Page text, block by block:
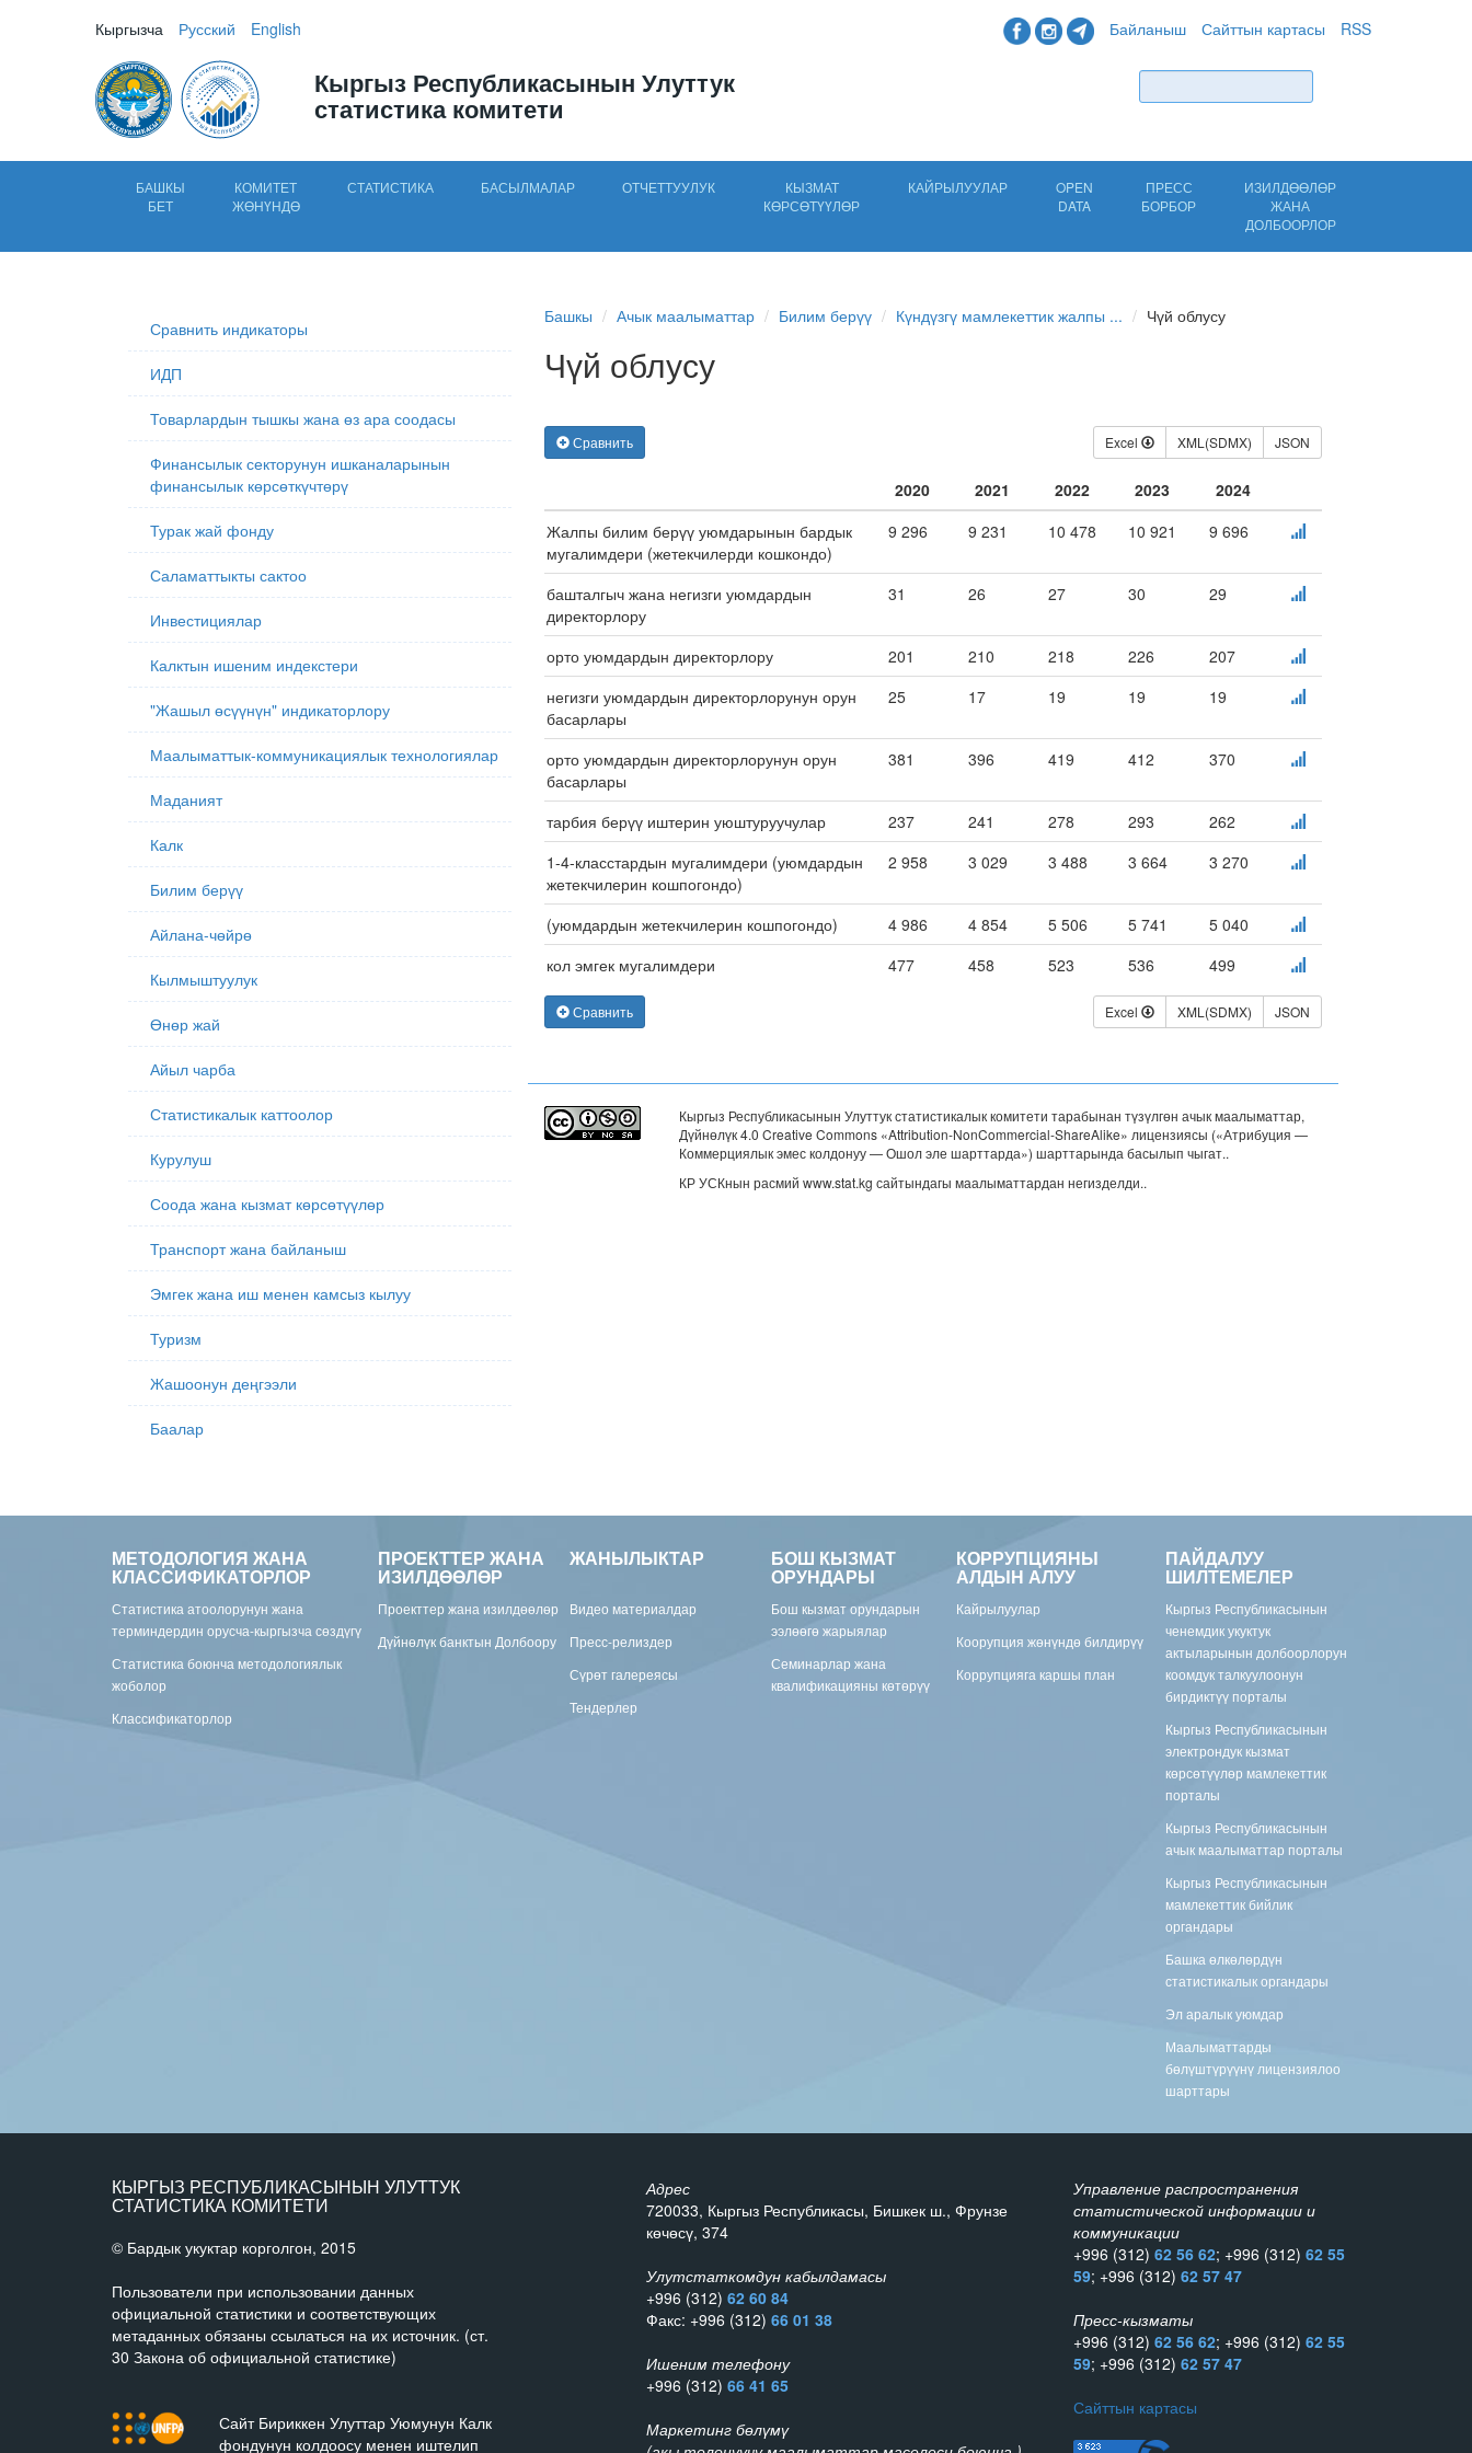
Кыргызча Русский English Байланыш Сайттын картасы RSS
Кыргыз Республикасынын Улуттук
статистика комитети
БАШКЫ
БЕТ
КОМИТЕТ
ЖӨНҮНДӨ
СТАТИСТИКА БАСЫЛМАЛАР ОТЧЕТТУУЛУК
КЫЗМАТ
КӨРСӨТҮҮЛӨР
КАЙРЫЛУУЛАР
OPEN
DATA
ПРЕСС
БОРБОР
ИЗИЛДӨӨЛӨР
ЖАНА
ДОЛБООРЛОР
Сравнить индикаторы
ИДП
Товарлардын тышкы жана өз ара соодасы
Финансылык секторунун ишканаларынын
финансылык көрсөткүчтөрү
Турак жай фонду
Саламаттыкты сактоо
Инвестициялар
Калктын ишеним индекстери
"Жашыл өсүүнүн" индикаторлору
Маалыматтык-коммуникациялык технологиялар
Маданият
Калк
Билим берүү
Айлана-чөйрө
Кылмыштуулук
Өнөр жай
Айыл чарба
Статистикалык каттоолор
Курулуш
Соода жана кызмат көрсөтүүлөр
Транспорт жана байланыш
Эмгек жана иш менен камсыз кылуу
Туризм
Жашоонун деңгээли
Баалар
Башкы Ачык маалыматтар Билим берүү Күндүзгү мамлекеттик жалпы ... Чүй облусу
Чүй облусу
Сравнить Excel XML(SDMX) JSON
2020 2021 2022 2023
2024
Жалпы билим берүү уюмдарынын бардык
мугалимдери (жетекчилерди кошкондо)
9 296 9 231 10 478 10 921 9 696
башталгыч жана негизги уюмдардын
директорлору
31 26 27 30 29
орто уюмдардын директорлору 201 210 218 226
207
негизги уюмдардын директорлорунун орун
басарлары
25 17 19 19 19
орто уюмдардын директорлорунун орун
басарлары
381 396 419 412 370
тарбия берүү иштерин уюштуруучулар 237 241 278 293
262
1-4-класстардын мугалимдери (уюмдардын
жетекчилерин кошпогондо)
2 958 3 029 3 488 3 664 3 270
(уюмдардын жетекчилерин кошпогондо) 4 986 4 854 5 506 5 741
5 040
кол эмгек мугалимдери
477 458 523 536 499
Сравнить Excel XML(SDMX) JSON
Кыргыз Республикасынын Улуттук статистикалык комитети тарабынан түзүлгөн ачык маалыматтар,
Дүйнөлүк 4.0 Creative Commons «Attribution-NonCommercial-ShareAlike» лицензиясы («Атрибуция —
Коммерциялык эмес колдонуу — Ошол эле шарттарда») шарттарында басылып чыгат..
КР УСКнын расмий www.stat.kg сайтындагы маалыматтардан негизделди..
МЕТОДОЛОГИЯ ЖАНА
КЛАССИФИКАТОРЛОР
Статистика атоолорунун жана
терминдердин орусча-кыргызча сөздүгү
Статистика боюнча методологиялык
жоболор
Классификаторлор
ПРОЕКТТЕР ЖАНА
ИЗИЛДӨӨЛӨР
Проекттер жана изилдөөлөр
Дүйнөлүк банктын Долбоору
ЖАНЫЛЫКТАР
Видео материалдар
Пресс-релиздер
Сүрөт галереясы
Тендерлер
БОШ КЫЗМАТ
ОРУНДАРЫ
Бош кызмат орундарын
ээлөөгө жарыялар
Семинарлар жана
квалификацияны көтөрүү
КОРРУПЦИЯНЫ
АЛДЫН АЛУУ
Кайрылуулар
Коорупция жөнүндө билдирүү
Коррупцияга каршы план
ПАЙДАЛУУ
ШИЛТЕМЕЛЕР
Кыргыз Республикасынын
ченемдик укуктук
актыларынын долбоорлорун
коомдук талкуулоонун
бирдиктүү порталы
Кыргыз Республикасынын
электрондук кызмат
көрсөтүүлөр мамлекеттик
порталы
Кыргыз Республикасынын
ачык маалыматтар порталы
Кыргыз Республикасынын
мамлекеттик бийлик
органдары
Башка өлкөлөрдүн
статистикалык органдары
Эл аралык уюмдар
Маалыматтарды
бөлүштүрүүнү лицензиялоо
шарттары
КЫРГЫЗ РЕСПУБЛИКАСЫНЫН УЛУТТУК
СТАТИСТИКА КОМИТЕТИ
© Бардык укуктар корголгон, 2015
Пользователи при использовании данных
официальной статистики и соответствующих
метаданных обязаны ссылаться на их источник. (ст.
30 Закона об официальной статистике)
Сайт Бириккен Улуттар Уюмунун Калк
фондунун колдоосу менен иштелип
Адрес
720033, Кыргыз Республикасы, Бишкек ш., Фрунзе
көчөсү, 374
Улутстаткомдун кабылдамасы
+996 (312) 62 60 84
Факс: +996 (312) 66 01 38
Ишеним телефону
+996 (312) 66 41 65
Маркетинг бөлүмү
Управление распространения
статистической информации и
коммуникации
+996 (312) 62 56 62; +996 (312) 62 55
59; +996 (312) 62 57 47
Пресс-кызматы
+996 (312) 62 56 62; +996 (312) 62 55
59; +996 (312) 62 57 47
Сайттын картасы